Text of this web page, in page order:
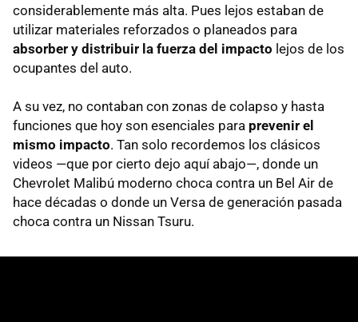
considerablemente más alta. Pues lejos estaban de
utilizar materiales reforzados o planeados para
absorber y distribuir la fuerza del impacto lejos de los
ocupantes del auto.
A su vez, no contaban con zonas de colapso y hasta
funciones que hoy son esenciales para prevenir el
mismo impacto. Tan solo recordemos los clásicos
videos —que por cierto dejo aquí abajo—, donde un
Chevrolet Malibú moderno choca contra un Bel Air de
hace décadas o donde un Versa de generación pasada
choca contra un Nissan Tsuru.